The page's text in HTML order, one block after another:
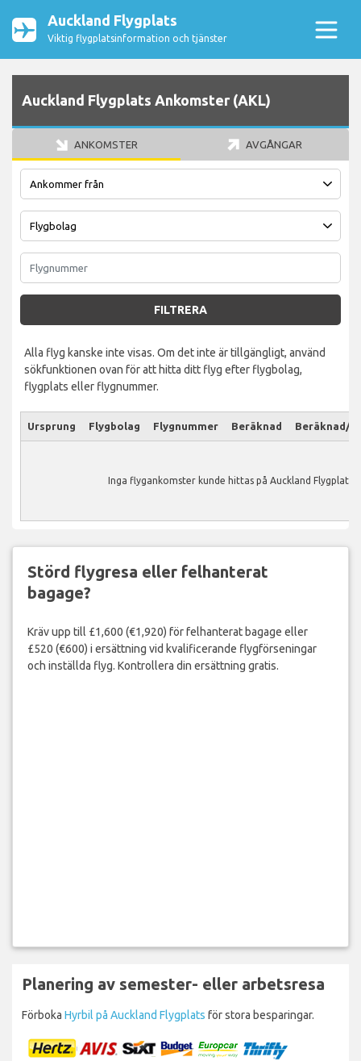
Auckland Flygplats
Viktig flygplatsinformation och tjänster
Auckland Flygplats Ankomster (AKL)
ANKOMSTER AVGÅNGAR
FILTRERA
Alla flyg kanske inte visas. Om det inte är tillgängligt, använd
sökfunktionen ovan för att hitta ditt flyg efter flygbolag,
flygplats eller flygnummer.
Ursprung Flygbolag Flygnummer Beräknad Beräknad/
Inga flygankomster kunde hittas på Auckland Flygplats.
Störd flygresa eller felhanterat
bagage?
Kräv upp till £1,600 (€1,920) för felhanterat bagage eller
£520 (€600) i ersättning vid kvalificerande flygförseningar
och inställda flyg. Kontrollera din ersättning gratis.
Planering av semester- eller arbetsresa
Förboka Hyrbil på Auckland Flygplats för stora besparingar.